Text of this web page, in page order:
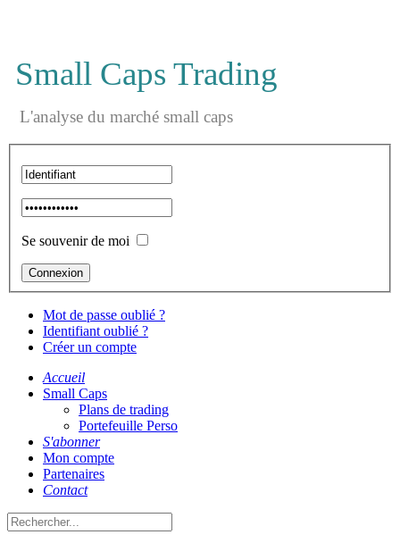
Small Caps Trading
L'analyse du marché small caps
Se souvenir de moi
Mot de passe oublié ?
Identifiant oublié ?
Créer un compte
Accueil
Small Caps
Plans de trading
Portefeuille Perso
S'abonner
Mon compte
Partenaires
Contact